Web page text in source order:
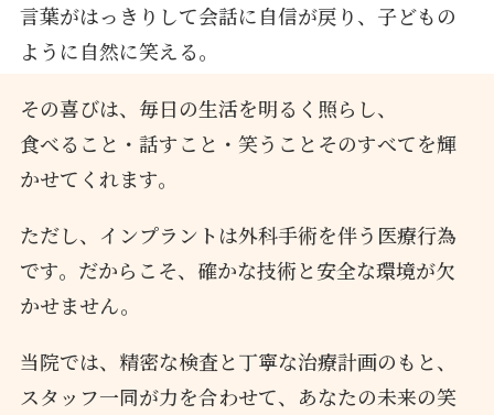
言葉がはっきりして会話に自信が戻り、子どもの
ように自然に笑える。
その喜びは、毎日の生活を明るく照らし、
食べること・話すこと・笑うことそのすべてを輝
かせてくれます。
ただし、インプラントは外科手術を伴う医療行為
です。 だからこそ、確かな技術と安全な環境が欠
かせません。
当院では、精密な検査と丁寧な治療計画のもと、
スタッフ一同が力を合わせて、あなたの未来の笑